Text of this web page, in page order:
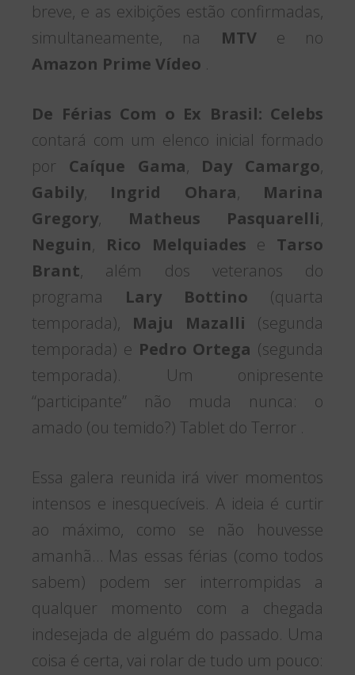
breve, e as exibições estão confirmadas,
simultaneamente, na MTVe no
Amazon Prime Vídeo .
De Férias Com o Ex Brasil: Celebs
contará com um elenco inicial formado
por Caíque Gama, Day Camargo,
Gabily, Ingrid Ohara, Marina
Gregory, Matheus Pasquarelli,
Neguin, Rico Melquiades e Tarso
Brant, além dos veteranos do
programa Lary Bottino (quarta
temporada), Maju Mazalli (segunda
temporada) e Pedro Ortega (segunda
temporada). Um onipresente
“participante” não muda nunca: o
amado (ou temido?) Tablet do Terror .
Essa galera reunida irá viver momentos
intensos e inesquecíveis. A ideia é curtir
ao máximo, como se não houvesse
amanhã… Mas essas férias (como todos
sabem) podem ser interrompidas a
qualquer momento com a chegada
indesejada de alguém do passado. Uma
coisa é certa, vai rolar de tudo um pouco: